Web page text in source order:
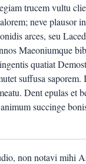
trucem vultu
neve plausor
arces, seu
Maeoniumque
quatiat
suffusa
Dent epulas et
succinge
non notavi mihi